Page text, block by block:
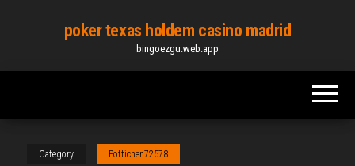
content
poker texas holdem casino madrid
bingoezgu.web.app
Category Pottichen72578